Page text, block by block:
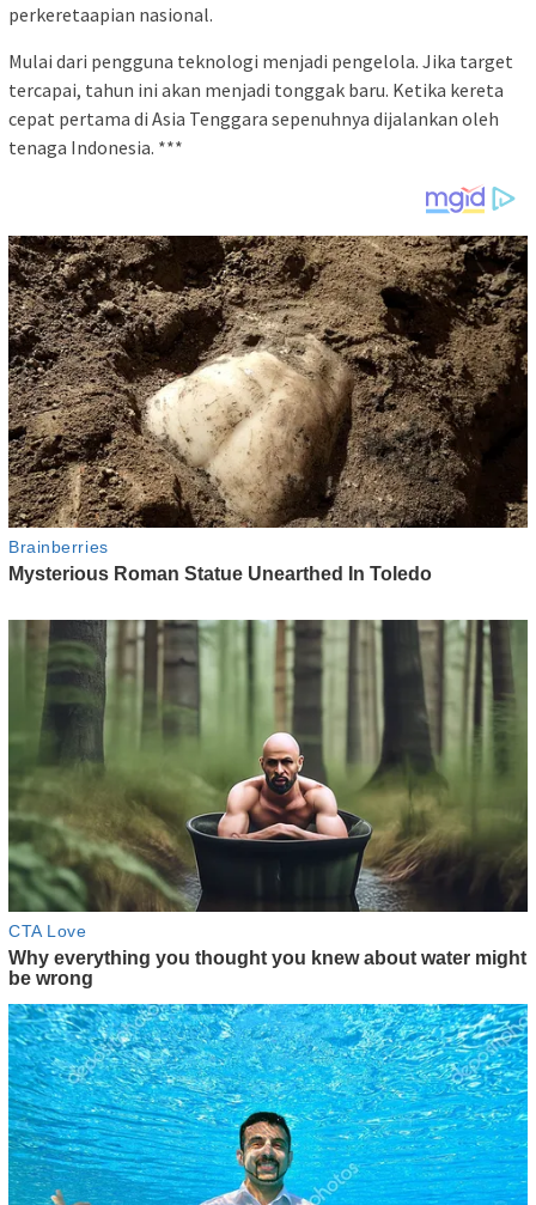
perkeretaapian nasional.
Mulai dari pengguna teknologi menjadi pengelola. Jika target
tercapai, tahun ini akan menjadi tonggak baru. Ketika kereta
cepat pertama di Asia Tenggara sepenuhnya dijalankan oleh
tenaga Indonesia. ***